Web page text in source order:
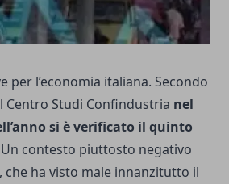
per l’economia italiana. Secondo
Centro Studi Confindustria nel
si è verificato il quinto
Un contesto piuttosto negativo
che ha visto male innanzitutto il